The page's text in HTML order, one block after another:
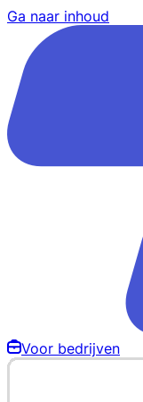
Ga naar inhoud
Voor bedrijven